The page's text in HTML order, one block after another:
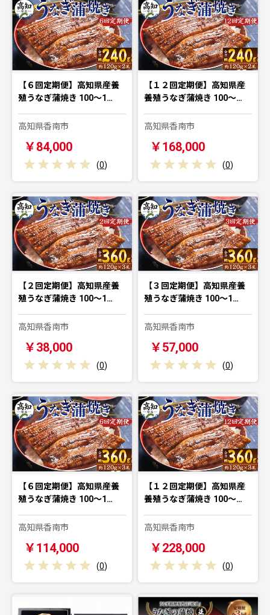
【６回定期便】高知県産養
殖うなぎ蒲焼き 100～1…
高知県香南市
￥84,000
(0)
【１２回定期便】高知県産
養殖うなぎ蒲焼き 100～…
高知県香南市
￥168,000
(0)
【２回定期便】高知県産養
殖うなぎ蒲焼き 100～1…
高知県香南市
￥38,000
(0)
【３回定期便】高知県産養
殖うなぎ蒲焼き 100～1…
高知県香南市
￥57,000
(0)
【６回定期便】高知県産養
殖うなぎ蒲焼き 100～1…
高知県香南市
￥114,000
(0)
【１２回定期便】高知県産
養殖うなぎ蒲焼き 100～…
高知県香南市
￥228,000
(0)